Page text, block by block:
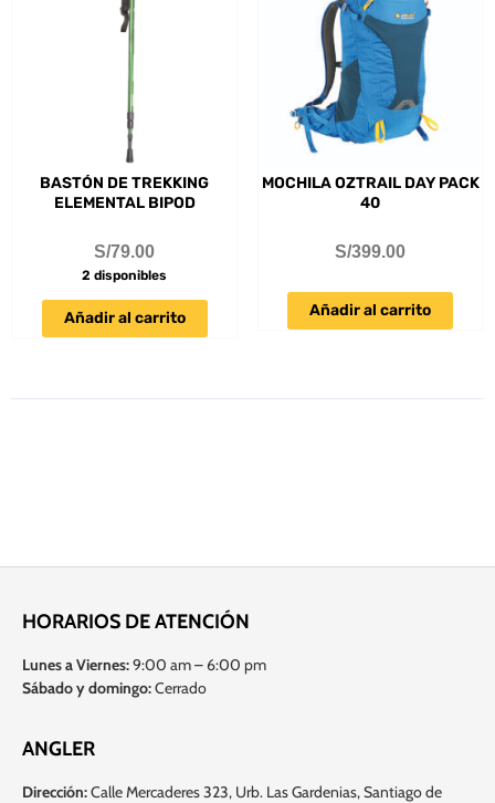
BASTÓN DE TREKKING
ELEMENTAL BIPOD
S/79.00
2 disponibles
Añadir al carrito
MOCHILA OZTRAIL DAY PACK
40
S/399.00
Añadir al carrito
HORARIOS DE ATENCIÓN
Lunes a Viernes:9:00 am – 6:00 pm
Sábado y domingo:Cerrado
ANGLER
Dirección:Calle Mercaderes 323, Urb. Las Gardenias, Santiago de